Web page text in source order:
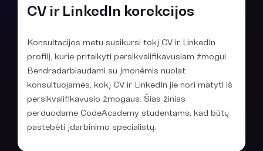
CV ir LinkedIn korekcijos
Konsultacijos metu susikursi tokį CV ir LinkedIn
profilį, kurie pritaikyti persikvalifikavusiam žmogui.
Bendradarbiaudami su įmonėmis nuolat
konsultuojamės, kokį CV ir LinkedIn jie nori matyti iš
persikvalifikavusio žmogaus. Šias žinias
perduodame CodeAcademy studentams, kad būtų
pastebėti įdarbinimo specialistų.